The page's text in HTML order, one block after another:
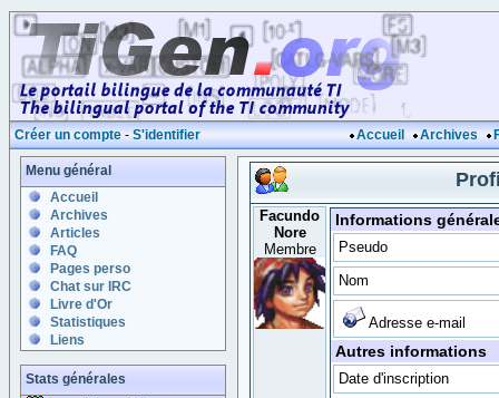
Créer un compte - S'identifier Accueil Archives
Menu général
Accueil
Archives
Articles
FAQ
Pages perso
Chat sur IRC
Livre d'Or
Statistiques
Liens
Stats générales
Facundo
Nore
Membre
Informations
Pseudo
Nom
Adresse e-mail
Autres informations
Date d'inscription